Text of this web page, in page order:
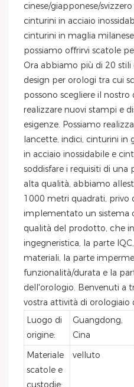
cinese/giapponese/
cinturini in acciaio
cinturini in maglia
possiamo offrirvi scatole
Ora abbiamo più di 20 stili
design per orologi tra cui
possono scegliere il
realizzare nuovi stampi e
esigenze. Possiamo
lancette, indici, cinturini in
in acciaio inossidabile e
soddisfare i requisiti di
alta qualità, abbiamo
1000 metri quadrati, privo
implementato un sistema
qualità del prodotto, che
ingegneristica, la parte
materiali, la parte
funzionalità/durata e la
dell'orologio. Benvenuti a
vostra attività di orologiaio
Luogo di
origine:
Guangdong,
Cina
Materiale
scatole e
custodie:
velluto